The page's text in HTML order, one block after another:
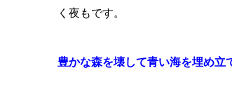
く夜もです。
豊かな森を壊して青い海を埋め立